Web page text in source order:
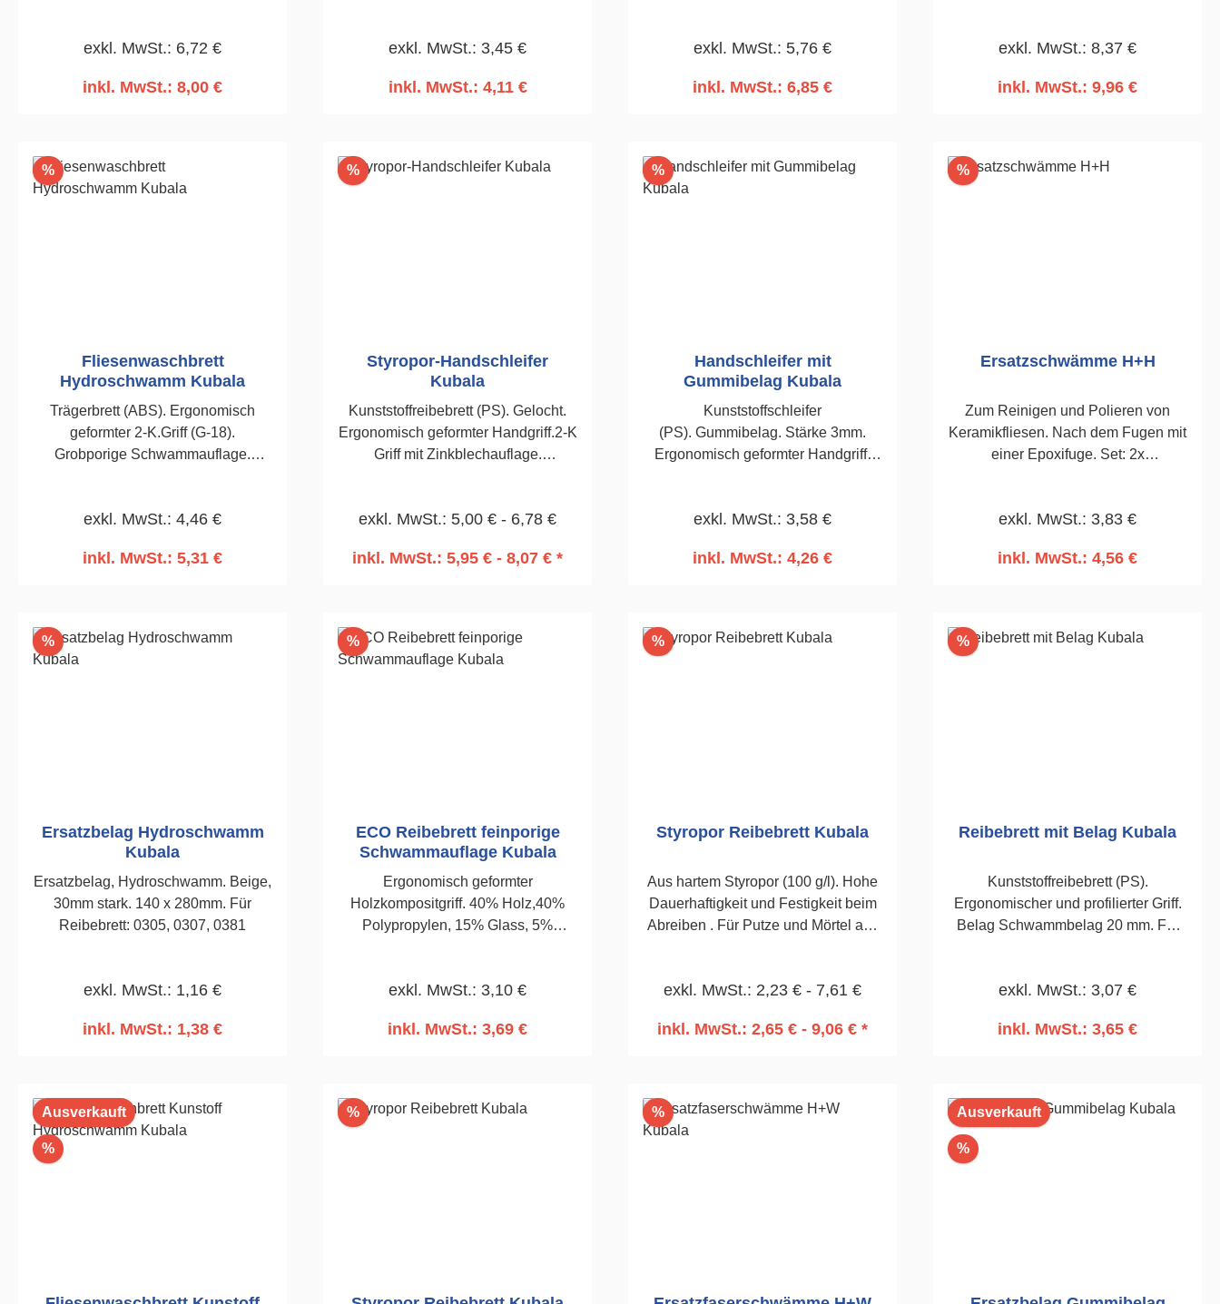
während der
380mm
exkl. MwSt.: 6,72 €
inkl. MwSt.: 8,00 €
exkl. MwSt.: 3,45 €
inkl. MwSt.: 4,11 €
280mm
exkl. MwSt.: 5,76 €
inkl. MwSt.: 6,85 €
exkl. MwSt.: 8,37 €
inkl. MwSt.: 9,96 €
%Rabatt
Fliesenwaschbrett
Hydroschwamm Kubala
Trägerbrett (ABS). Ergonomisch
geformter 2-K.Griff (G-18).
Grobporige Schwammauflage.
280mm
exkl. MwSt.: 4,46 €
inkl. MwSt.: 5,31 €
%Rabatt
Styropor-Handschleifer
Kubala
Kunststoffreibebrett (PS). Gelocht.
Ergonomisch geformter Handgriff.2-K
Griff mit Zinkblechauflage.
während der
270mm
exkl. MwSt.: 5,00 € - 6,78 €
inkl. MwSt.: 5,95 € - 8,07 € *
%Rabatt
Handschleifer mit
Gummibelag Kubala
Kunststoffschleifer
(PS). Gummibelag. Stärke 3mm.
Ergonomisch geformter Handgriff.
210mm
exkl. MwSt.: 3,58 €
inkl. MwSt.: 4,26 €
%Rabatt
Ersatzschwämme H+H
Zum Reinigen und Polieren von
Keramikfliesen. Nach dem Fugen mit
einer Epoxifuge. Set: 2x
exkl. MwSt.: 3,83 €
inkl. MwSt.: 4,56 €
%Rabatt
Ersatzbelag Hydroschwamm
Kubala
Ersatzbelag, Hydroschwamm. Beige,
30mm stark. 140 x 280mm. Für
Reibebrett: 0305, 0307, 0381
exkl. MwSt.: 1,16 €
inkl. MwSt.: 1,38 €
%Rabatt
ECO Reibebrett feinporige
Schwammauflage Kubala
Ergonomisch geformter
Holzkompositgriff. 40% Holz,40%
Polypropylen, 15% Glass, 5%
Kunststoffes. Zum Fliesenwaschen
exkl. MwSt.: 3,10 €
inkl. MwSt.: 3,69 €
%Rabatt
Styropor Reibebrett Kubala
Aus hartem Styropor (100 g/l). Hohe
Dauerhaftigkeit und Festigkeit beim
Abreiben . Für Putze und Mörtel aus
Strukturieren und Abreiben.140 x
exkl. MwSt.: 2,23 € - 7,61 €
inkl. MwSt.: 2,65 € - 9,06 € *
%Rabatt
Reibebrett mit Belag Kubala
Kunststoffreibebrett (PS).
Ergonomischer und profilierter Griff.
Belag Schwammbelag 20 mm. Für
exkl. MwSt.: 3,07 €
inkl. MwSt.: 3,65 €
Ausverkauft
%Rabatt
%Rabatt %Rabatt Ausverkauft
%Rabatt